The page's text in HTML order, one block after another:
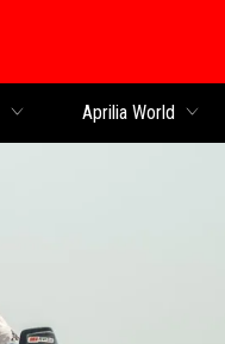
Aprilia World